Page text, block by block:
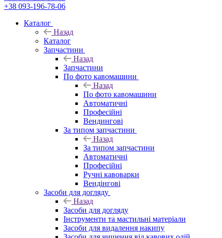
+38 093-196-78-06
Каталог
Назад
Каталог
Запчастини
Назад
Запчастини
По фото кавомашини
Назад
По фото кавомашини
Автоматичні
Професійні
Вендингові
За типом запчастини
Назад
За типом запчастини
Автоматичні
Професійні
Ручні кавоварки
Вендінгові
Засоби для догляду
Назад
Засоби для догляду
Інструменти та мастильні матеріали
Засоби для видалення накипу